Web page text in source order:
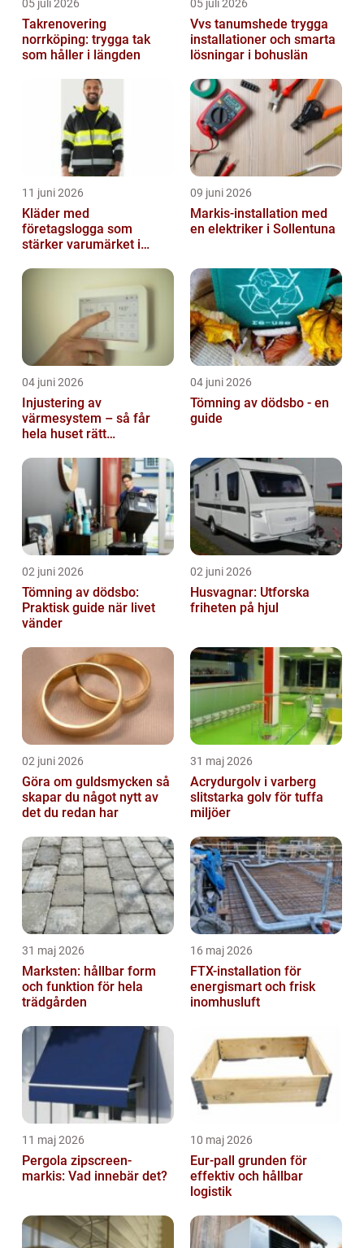
05 juli 2026
Takrenovering
norrköping: trygga tak
som håller i längden
05 juli 2026
Vvs tanumshede trygga
installationer och smarta
lösningar i bohuslän
11 juni 2026
Kläder med
företagslogga som
stärker varumärket i
09 juni 2026
Markis-installation med
en elektriker i Sollentuna
04 juni 2026
Injustering av
värmesystem – så får
hela huset rätt
04 juni 2026
Tömning av dödsbo - en
guide
02 juni 2026
Tömning av dödsbo:
Praktisk guide när livet
vänder
02 juni 2026
Husvagnar: Utforska
friheten på hjul
02 juni 2026
Göra om guldsmycken så
skapar du något nytt av
det du redan har
31 maj 2026
Acrydurgolv i varberg
slitstarka golv för tuffa
miljöer
31 maj 2026
Marksten: hållbar form
och funktion för hela
trädgården
16 maj 2026
FTX-installation för
energismart och frisk
inomhusluft
11 maj 2026
Pergola zipscreen-
markis: Vad innebär det?
10 maj 2026
Eur-pall grunden för
effektiv och hållbar
logistik